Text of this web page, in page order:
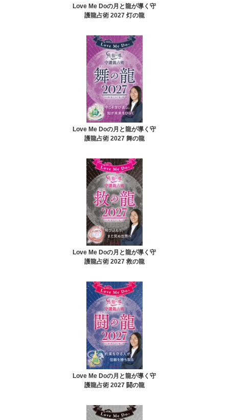
Love Me Doの月と龍が導く守
護龍占術 2027 灯の龍
Love Me Doの月と龍が導く守
護龍占術 2027 舞の龍
Love Me Doの月と龍が導く守
護龍占術 2027 救の龍
Love Me Doの月と龍が導く守
護龍占術 2027 闘の龍